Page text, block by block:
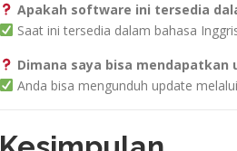
Apakah software ini tersedia
Saat ini tersedia dalam bahasa
Dimana saya bisa mendapatkan
Anda bisa mengunduh update